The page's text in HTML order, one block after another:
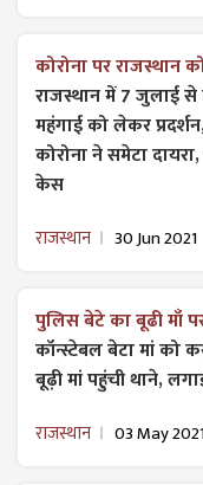
कोरोना पर राजस्थान
राजस्थान में 7 जुलाई से
महंगाई को लेकर
कोरोना ने ​समेटा
केस
राजस्थान 30 Jun 2021
पुलिस बेटे का बूढी माँ
कॉन्स्टेबल बेटा मां को
बूढ़ी मां पहुंची थाने,
राजस्थान 03 May